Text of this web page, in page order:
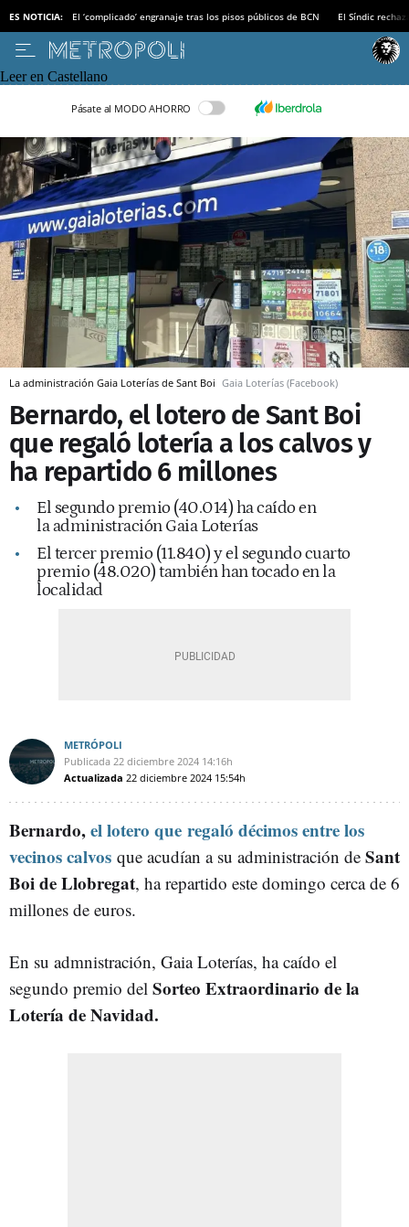
ES NOTICIA: El ‘complicado’ engranaje tras los pisos públicos de BCN El Síndic
Leer en Castellano
Pásate al MODO AHORRO
La administración Gaia Loterías de Sant Boi Gaia Loterías (Facebook)
Bernardo, el lotero de Sant Boi
que regaló lotería a los calvos y
ha repartido 6 millones
El segundo premio (40.014) ha caído en
la administración Gaia Loterías
El tercer premio (11.840) y el segundo cuarto
premio (48.020) también han tocado en la
localidad
METRÓPOLI
Publicada 22 diciembre 2024 14:16h
Actualizada 22 diciembre 2024 15:54h
Bernardo,el lotero que regaló décimos entre los
vecinos calvos que acudían a su administración de Sant
Boi de Llobregat, ha repartido este domingo cerca de 6
millones de euros.
En su admnistración, Gaia Loterías, ha caído el
segundo premio del Sorteo Extraordinario de la
Lotería de Navidad.